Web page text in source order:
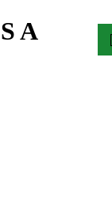
A